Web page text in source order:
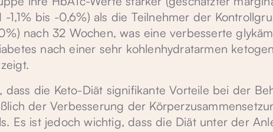
bis -0,6%) als die Teilnehmer der
nach 32 Wochen, was eine verbesserte
nach einer sehr kohlenhydratarmen
dass die Keto-Diät signifikante Vorteile bei der
der Verbesserung der
Es ist jedoch wichtig, dass die Diät unter der